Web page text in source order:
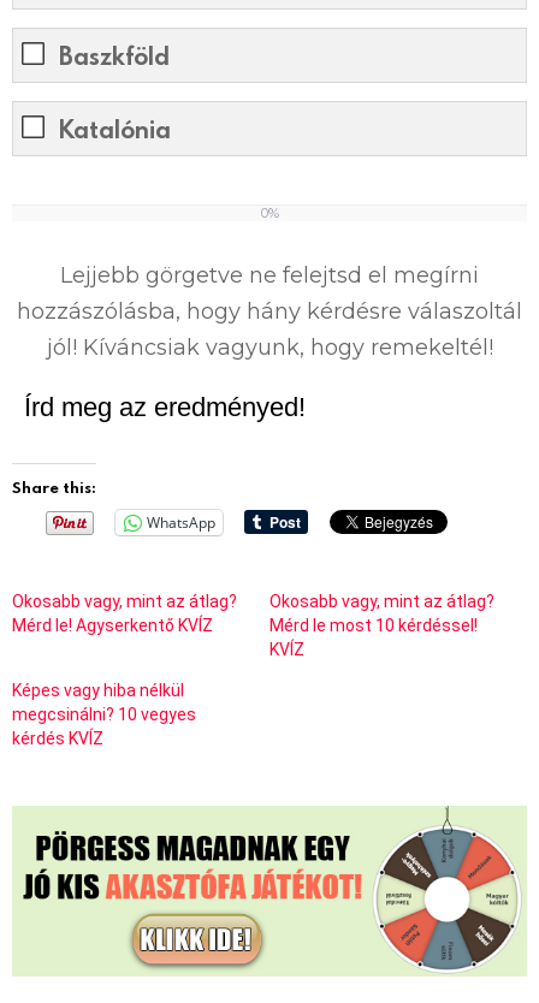
Baszkföld
Katalónia
0%
Lejjebb görgetve ne felejtsd el megírni
hozzászólásba, hogy hány kérdésre válaszoltál
jól! Kíváncsiak vagyunk, hogy remekeltél!
Írd meg az eredményed!
Share this:
WhatsApp
Okosabb vagy, mint az átlag?
Mérd le! Agyserkentő KVÍZ
Okosabb vagy, mint az átlag?
Mérd le most 10 kérdéssel!
KVÍZ
Képes vagy hiba nélkül
megcsinálni? 10 vegyes
kérdés KVÍZ